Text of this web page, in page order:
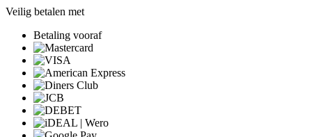
Veilig betalen met
Betaling vooraf